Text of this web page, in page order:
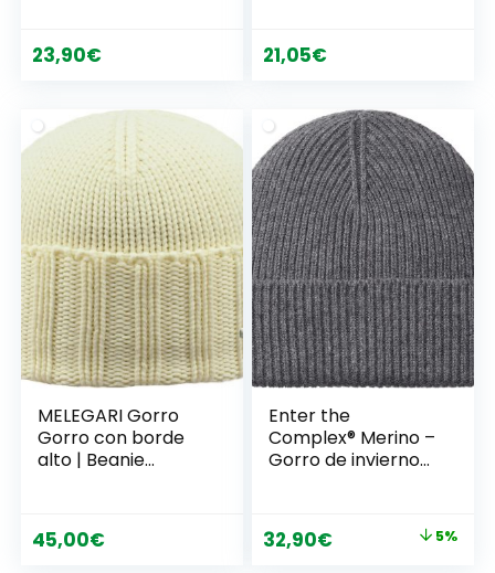
Punto Hombre
23,90€
Cuello y Face Flap
para Hombres
Mujeres
21,05€
MELEGARI Gorro
Gorro con borde
alto | Beanie
Italy
45,00€
Enter the
Complex® Merino –
Gorro de invierno
punto, suave y
elástico, de punto
El
32,90€ 5%